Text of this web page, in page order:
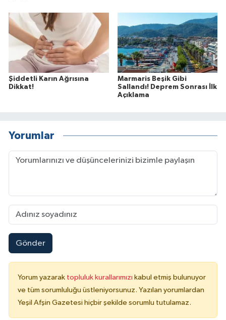
Şiddetli Karın Ağrısına
Dikkat!
Marmaris Beşik Gibi
Sallandı! Deprem Sonrası İlk
Açıklama
Yorumlar
Gönder
Yorum yazarak topluluk kurallarımızı kabul etmiş bulunuyor
ve tüm sorumluluğu üstleniyorsunuz. Yazılan yorumlardan
Yeşil Afşin Gazetesi hiçbir şekilde sorumlu tutulamaz.